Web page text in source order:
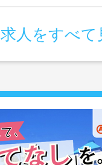
人をすべて